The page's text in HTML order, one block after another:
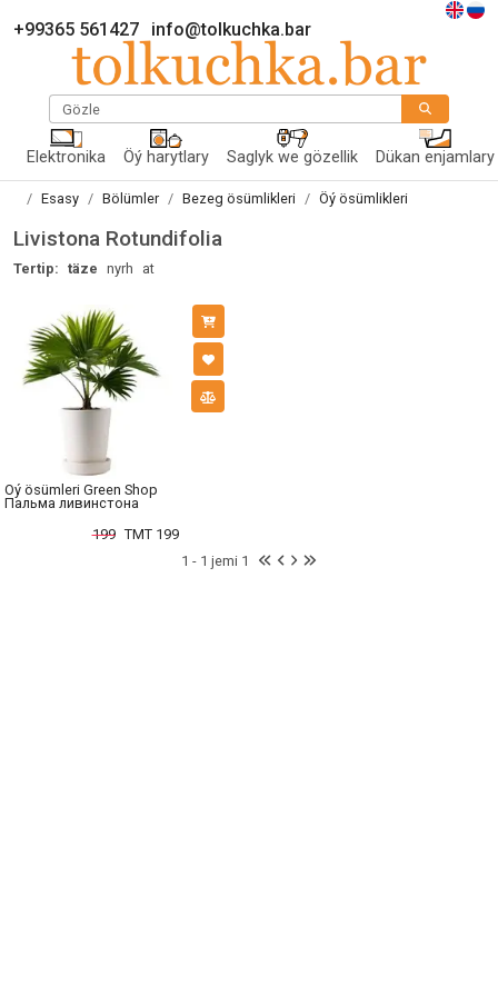
+99365 561427 info@tolkuchka.bar
Gözle
Elektronika Öý harytlary Saglyk we gözellik Dükan enjamlary
Esasy Bölümler Bezeg ösümlikleri Öý ösümlikleri
Livistona Rotundifolia
Tertip: täze nyrh at
Öý ösümleri Green Shop
Пальма ливинстона
199 TMT 199
1 - 1 jemi 1